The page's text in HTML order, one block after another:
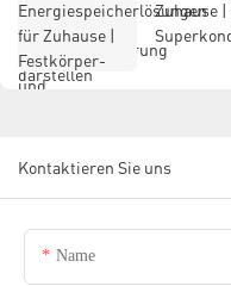
Zuhause
Kontaktieren Sie uns
Name